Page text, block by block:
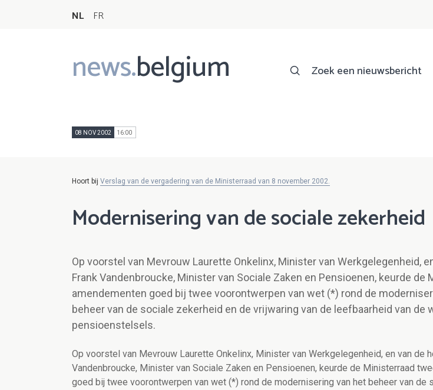
NL FR
news.belgium
Main
navigation
Zoek een nieuwsbericht
08 NOV 2002 16:00
Hoort bij Verslag van de vergadering van de Ministerraad van 8 november 2002.
Modernisering van de sociale zekerheid
Op voorstel van Mevrouw Laurette Onkelinx, Minister van Werkgelegenheid,
Frank Vandenbroucke, Minister van Sociale Zaken en Pensioenen, keurde de
amendementen goed bij twee voorontwerpen van wet (*) rond de
beheer van de sociale zekerheid en de vrijwaring van de leefbaarheid van de
pensioenstelsels.
Op voorstel van Mevrouw Laurette Onkelinx, Minister van Werkgelegenheid, en van de
Vandenbroucke, Minister van Sociale Zaken en Pensioenen, keurde de Ministerraad
goed bij twee voorontwerpen van wet (*) rond de modernisering van het beheer van de